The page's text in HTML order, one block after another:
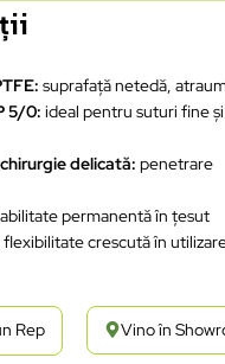
suprafață netedă,
5/0: ideal pentru suturi fine și
delicată: penetrare
permanentă în țesut
flexibilitate crescută în
Rep Vino în